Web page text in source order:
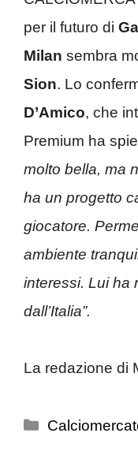
per il futuro di
Milan sembra
Sion. Lo
D’Amico, che
Premium ha
molto bella, ma
ha un progetto
giocatore.
ambiente
interessi. Lui ha
dall’Italia”.
La redazione di
Categorie